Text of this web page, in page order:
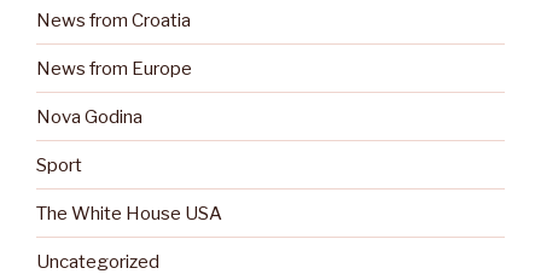
News from Croatia
News from Europe
Nova Godina
Sport
The White House USA
Uncategorized